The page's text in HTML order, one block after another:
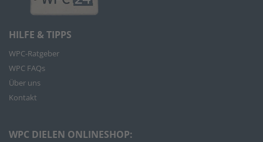
HILFE & TIPPS
WPC-Ratgeber
WPC FAQs
Über uns
Kontakt
WPC DIELEN ONLINESHOP: